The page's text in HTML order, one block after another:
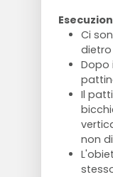
Ci
Dopo
Il
non